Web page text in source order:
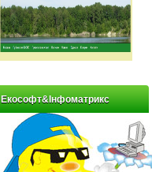
Екософт&Інфоматрикс